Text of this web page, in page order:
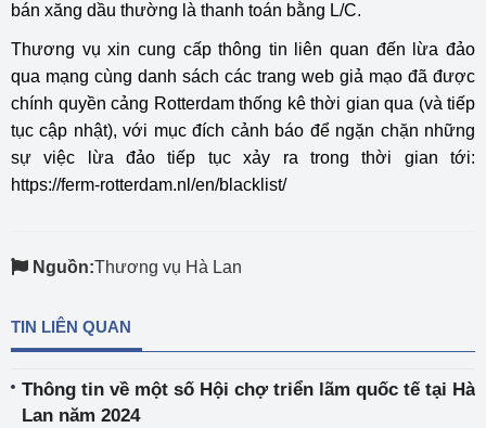
bán xăng dầu thường là thanh toán bằng L/C.
Thương vụ xin cung cấp thông tin liên quan đến lừa đảo
qua mạng cùng danh sách các trang web giả mạo đã được
chính quyền cảng Rotterdam thống kê thời gian qua (và tiếp
tục cập nhật), với mục đích cảnh báo để ngặn chặn những
sự việc lừa đảo tiếp tục xảy ra trong thời gian tới:
https://ferm-rotterdam.nl/en/blacklist/
Nguồn:Thương vụ Hà Lan
TIN LIÊN QUAN
Thông tin về một số Hội chợ triển lãm quốc tế tại Hà
Lan năm 2024